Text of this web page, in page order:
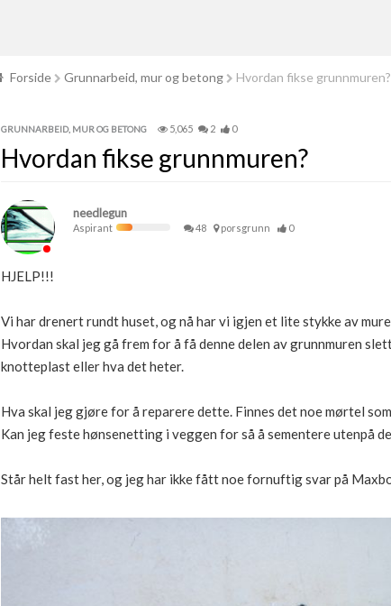
Forside Grunnarbeid, mur og betong Hvordan fikse grunnmuren?
GRUNNARBEID, MUR OG BETONG 5,065 2 0
Hvordan fikse grunnmuren?
needlegun
Aspirant 48 porsgrunn 0
HJELP!!!
Vi har drenert rundt huset, og nå har vi igjen et lite stykke av
Hvordan skal jeg gå frem for å få denne delen av grunnmuren
knotteplast eller hva det heter.
Hva skal jeg gjøre for å reparere dette. Finnes det noe mørtel
Kan jeg feste hønsenetting i veggen for så å sementere utenpå
Står helt fast her, og jeg har ikke fått noe fornuftig svar på